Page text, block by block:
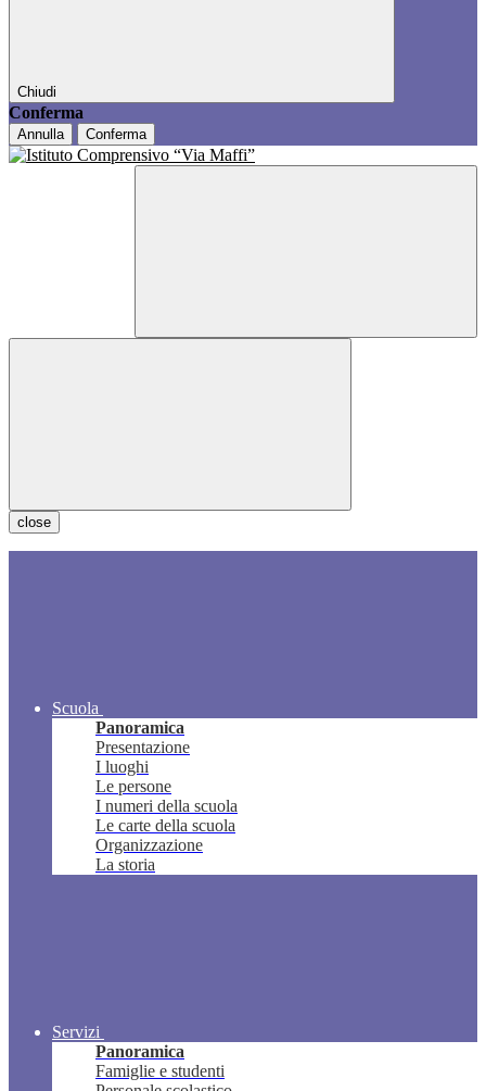
Chiudi
Conferma
Annulla Conferma
close
Scuola
Panoramica
Presentazione
I luoghi
Le persone
I numeri della scuola
Le carte della scuola
Organizzazione
La storia
Servizi
Panoramica
Famiglie e studenti